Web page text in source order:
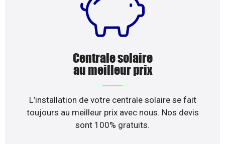
Centrale solaire
au meilleur prix
L’installation de votre centrale solaire se fait
toujours au meilleur prix avec nous. Nos devis
sont 100% gratuits.